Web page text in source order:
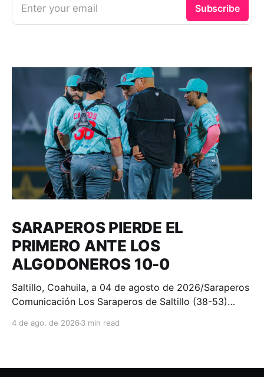
Enter your email Subscribe
SARAPEROS PIERDE EL
PRIMERO ANTE LOS
ALGODONEROS 10-0
Saltillo, Coahuila, a 04 de agosto de 2026/Saraperos
Comunicación Los Saraperos de Saltillo (38-53)
Laguna (44-47) en el primer juego del compromiso
4 de ago. de 2026 3 min read